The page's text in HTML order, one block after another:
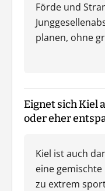
Förde und
planen, ohne
Eignet sich Kiel
oder eher
Kiel ist auch
eine
zu extrem